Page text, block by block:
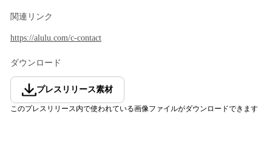
関連リンク
https://alulu.com/c-contact
ダウンロード
プレスリリース素材
このプレスリリース内で使われている画像ファイルがダウンロードできます